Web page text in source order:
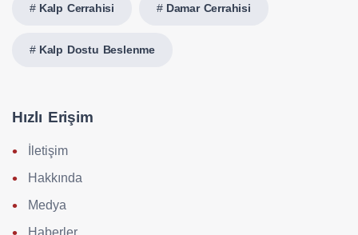
Kalp Cerrahisi Damar Cerrahisi
Kalp Dostu Beslenme
Hızlı Erişim
İletişim
Hakkında
Medya
Haberler